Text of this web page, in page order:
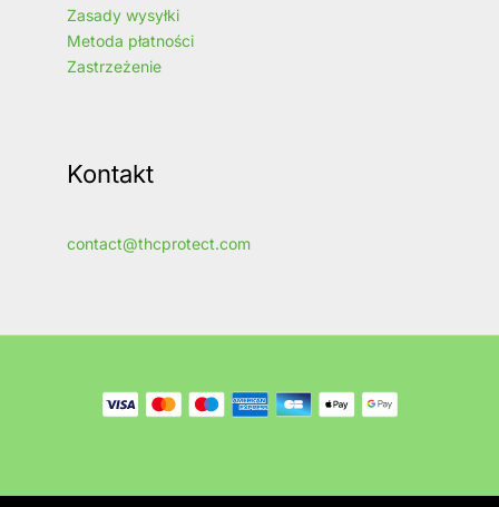
Zasady wysyłki
Metoda płatności
Zastrzeżenie
Kontakt
contact@thcprotect.com